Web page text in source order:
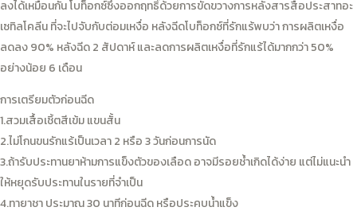
ลงได้เหมือนกัน โบท็อกซ์ซึ่งออกฤทธิ์ด้วยการขัดขวางการหลั่งสารสื่อประสาทอะ
เซทิลโคลีน ที่จะไปจับกับต่อมเหงื่อ หลังฉีดโบท็อกซ์ที่รักแร้พบว่า การผลิตเหงื่อ
ลดลง 90% หลังฉีด 2 สัปดาห์ และลดการผลิตเหงื่อที่รักแร้ได้มากกว่า 50%
อย่างน้อย 6 เดือน
การเตรียมตัวก่อนฉีด
1.สวมเสื้อเชิ้ตสีเข้ม แขนสั้น
2.ไม่โกนขนรักแร้เป็นเวลา 2 หรือ 3 วันก่อนการนัด
3.ถ้ารับประทานยาห้ามการแข็งตัวของเลือด อาจมีรอยช้ำเกิดได้ง่าย แต่ไม่แนะนำ
ให้หยุดรับประทานในรายที่จำเป็น
4.ทายาชา ประมาณ 30 นาทีก่อนฉีด หรือประคบน้ำแข็ง